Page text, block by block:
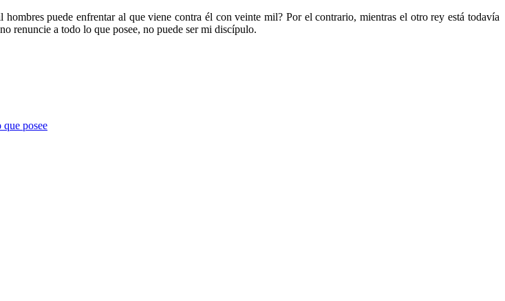
puede enfrentar al que viene contra él con veinte mil? Por el contrario, mientras el otro rey está todavía
renuncie a todo lo que posee, no puede ser mi discípulo.
posee